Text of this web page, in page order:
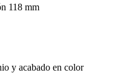
118 mm
y acabado en color